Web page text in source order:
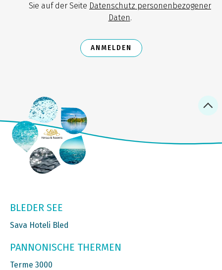
Sie auf der Seite Datenschutz personenbezogener
Daten.
ANMELDEN
BLEDER SEE
Sava Hoteli Bled
PANNONISCHE THERMEN
Terme 3000